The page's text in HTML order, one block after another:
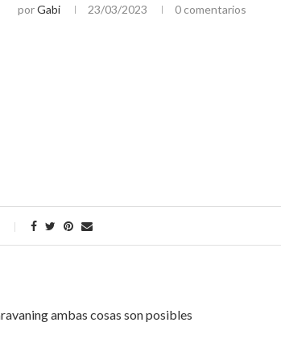
porGabi 23/03/2023 0 comentarios
ambas cosas son posibles